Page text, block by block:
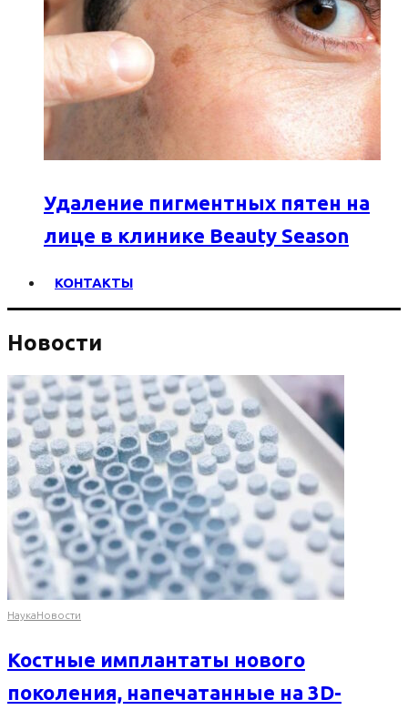
Удаление пигментных пятен на
лице в клинике Beauty Season
КОНТАКТЫ
Новости
НаукаНовости
Костные имплантаты нового
поколения, напечатанные на 3D-